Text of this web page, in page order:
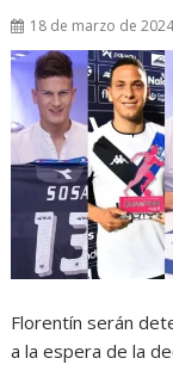
18 de marzo de
Florentín serán
a la espera de la